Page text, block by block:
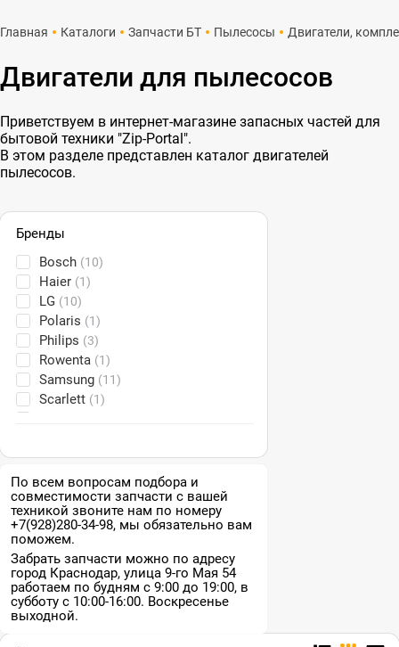
Главная Каталоги Запчасти БТ Пылесосы Двигатели,
Двигатели для пылесосов
Приветствуем в интернет-магазине запасных частей для
бытовой техники "Zip-Portal".
В этом разделе представлен каталог двигателей
пылесосов.
Бренды
Bosch (10)
Haier (1)
LG (10)
Polaris (1)
Philips (3)
Rowenta (1)
Samsung (11)
Scarlett (1)
По всем вопросам подбора и
совместимости запчасти с вашей
техникой звоните нам по номеру
+7(928)280-34-98, мы обязательно вам
поможем.
Забрать запчасти можно по адресу
город Краснодар, улица 9-го Мая 54
работаем по будням с 9:00 до 19:00, в
субботу с 10:00-16:00. Воскресенье
выходной.